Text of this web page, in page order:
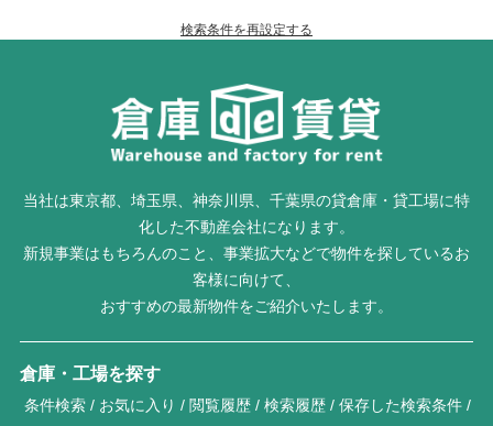
検索条件を再設定する
当社は東京都、埼玉県、神奈川県、千葉県の貸倉庫・貸工場に特
化した不動産会社になります。
新規事業はもちろんのこと、事業拡大などで物件を探しているお
客様に向けて、
おすすめの最新物件をご紹介いたします。
倉庫・工場を探す
条件検索 お気に入り 閲覧履歴 検索履歴
保存した検索条件